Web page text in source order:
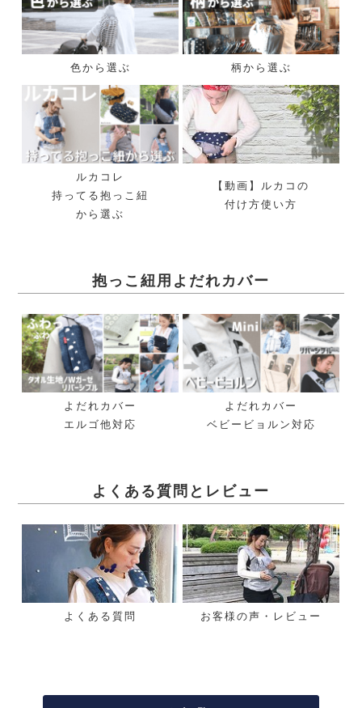
色から選ぶ 柄から選ぶ
ルカコレ
持ってる抱っこ紐
から選ぶ
【動画】ルカコの
付け方使い方
抱っこ紐用よだれカバー
よだれカバー
エルゴ他対応
よだれカバー
ベビービョルン対応
よくある質問とレビュー
よくある質問 お客様の声・レビュー